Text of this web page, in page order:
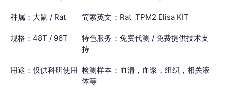
种属：大鼠 / Rat 简索英文：Rat TPM2 Elisa KIT
规格：48T / 96T
特色服务：免费代测 / 免费提供技术支
持
用途：仅供科研使用 检测样本：血清，血浆，组织，相关液
体等